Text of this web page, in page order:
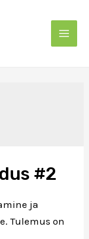
#2
ja
Tulemus on